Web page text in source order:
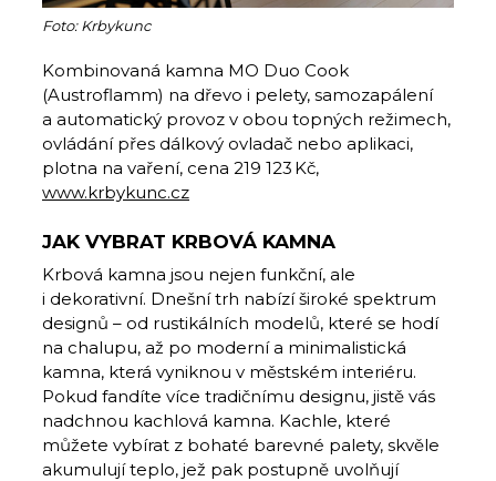
Foto: Krbykunc
Kombinovaná kamna MO Duo Cook
(Austroflamm) na dřevo i pelety, samozapálení
a automatický provoz v obou topných režimech,
ovládání přes dálkový ovladač nebo aplikaci,
plotna na vaření, cena 219 123 Kč,
www.krbykunc.cz
JAK VYBRAT KRBOVÁ KAMNA
Krbová kamna jsou nejen funkční, ale
i dekorativní. Dnešní trh nabízí široké spektrum
designů – od rustikálních modelů, které se hodí
na chalupu, až po moderní a minimalistická
kamna, která vyniknou v městském interiéru.
Pokud fandíte více tradičnímu designu, jistě vás
nadchnou kachlová kamna. Kachle, které
můžete vybírat z bohaté barevné palety, skvěle
akumulují teplo, jež pak postupně uvolňují